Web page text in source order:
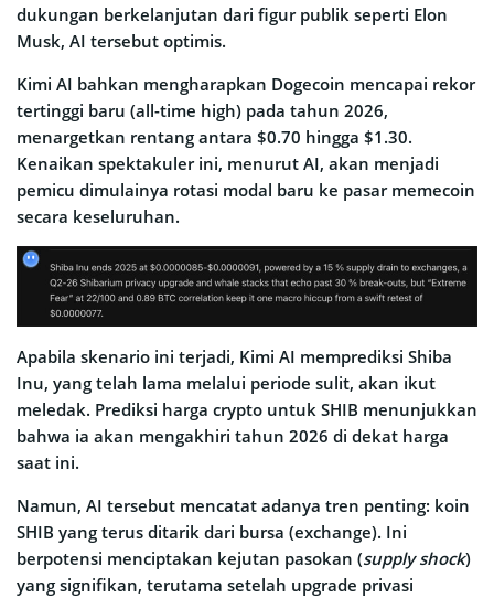
dukungan berkelanjutan dari figur publik seperti Elon
Musk, AI tersebut optimis.
Kimi AI bahkan mengharapkan Dogecoin mencapai rekor
tertinggi baru (all-time high) pada tahun 2026,
menargetkan rentang antara $0.70 hingga $1.30.
Kenaikan spektakuler ini, menurut AI, akan menjadi
pemicu dimulainya rotasi modal baru ke pasar memecoin
secara keseluruhan.
Apabila skenario ini terjadi, Kimi AI memprediksi Shiba
Inu, yang telah lama melalui periode sulit, akan ikut
meledak. Prediksi harga crypto untuk SHIB menunjukkan
bahwa ia akan mengakhiri tahun 2026 di dekat harga
saat ini.
Namun, AI tersebut mencatat adanya tren penting: koin
SHIB yang terus ditarik dari bursa (exchange). Ini
berpotensi menciptakan kejutan pasokan (supply shock)
yang signifikan, terutama setelah upgrade privasi